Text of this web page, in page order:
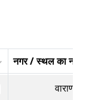
नगर / स्थल का नाम /
वाराणसी